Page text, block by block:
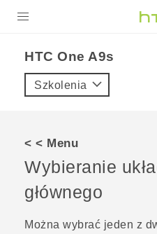
VIVE
VIVERSE
POMOC TECHNICZNA
HTC One A9s‎
Szkolenia
< < Menu
Wybieranie
głównego
Można wybrać jeden z